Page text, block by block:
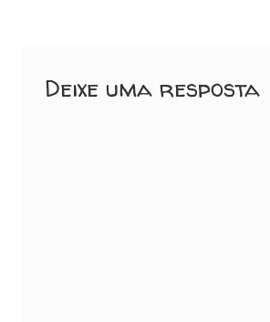
Deixe uma resposta